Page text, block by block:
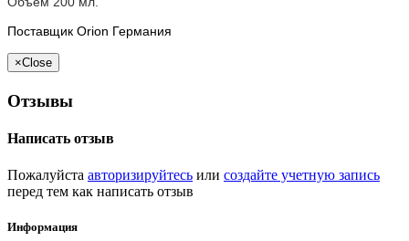
Поставщик Orion Германия
×Close
Отзывы
Написать отзыв
Пожалуйста авторизируйтесь или создайте учетную запись
перед тем как написать отзыв
Информация